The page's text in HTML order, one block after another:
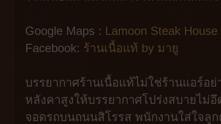
Google Maps : Lamoon Steak
Facebook: ร้านเนื้อแท้ by มายู
บรรยากาศร้านเนื้อแท้ไม่ใช่ร้านแอร์อย่
หลังคาสูงให้บรรยากาศโปร่งสบายไม่
จอดรถบนถนนสิโรรส พนักงานใส่ใจลู